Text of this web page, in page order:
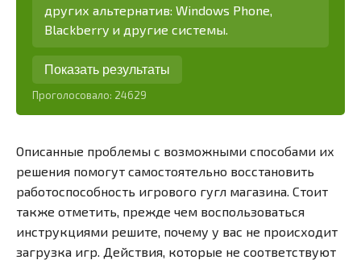
других альтернатив: Windows Phone,
Blackberry и другие системы.
Показать результаты
Проголосовало: 24629
Описанные проблемы с возможными способами их
решения помогут самостоятельно восстановить
работоспособность игрового гугл магазина. Стоит
также отметить, прежде чем воспользоваться
инструкциями решите, почему у вас не происходит
загрузка игр. Действия, которые не соответствуют